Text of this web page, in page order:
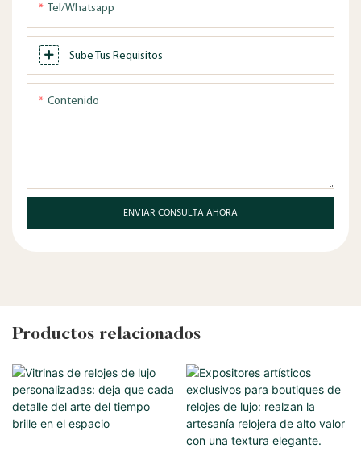
Tel/whatsapp
Sube Tus Requisitos
Contenido
ENVIAR CONSULTA AHORA
Productos relacionados